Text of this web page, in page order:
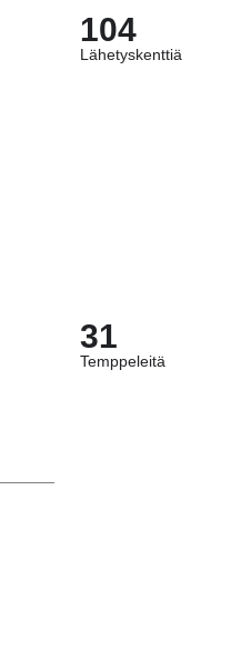
104
Lähetyskenttiä
31
Temppeleitä